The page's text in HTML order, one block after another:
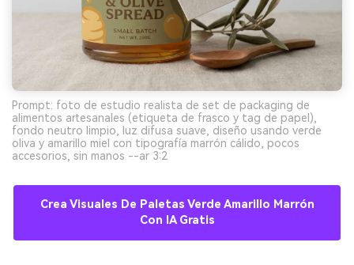
Prompt: foto de estudio realista de set de packaging de
alimentos artesanales (etiqueta de frasco y tag de papel),
fondo neutro limpio, luz difusa suave, diseño usando verde
oliva y amarillo miel con tipografía marrón cálido, pocos
accesorios, sin manos --ar 3:2
Crea Visuales De Paletas Verde Amarillo Marrón
Con IA Gratis